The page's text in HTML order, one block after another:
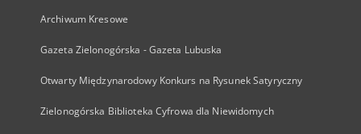
Archiwum Kresowe
Gazeta Zielonogórska - Gazeta Lubuska
Otwarty Międzynarodowy Konkurs na Rysunek Satyryczny
Zielonogórska Biblioteka Cyfrowa dla Niewidomych